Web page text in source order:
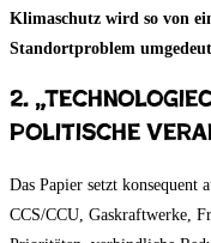
Klimaschutz wird so von
Standortproblem
2.
politische
Das Papier setzt konsequent
CCS/CCU, Gaskraftwerke,